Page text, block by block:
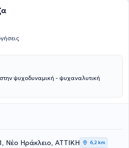
ψυχοδυναμική - ψυχαναλυτική
Νέο Ηράκλειο, ΑΤΤΙΚΗ 6,2 km